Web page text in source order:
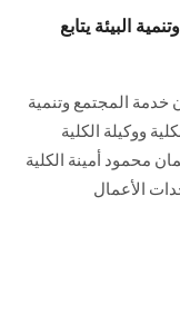
البيئة يتابع
خدمة المجتمع وتنمية
ووكيلة الكلية
محمود أمينة الكلية
الأعمال